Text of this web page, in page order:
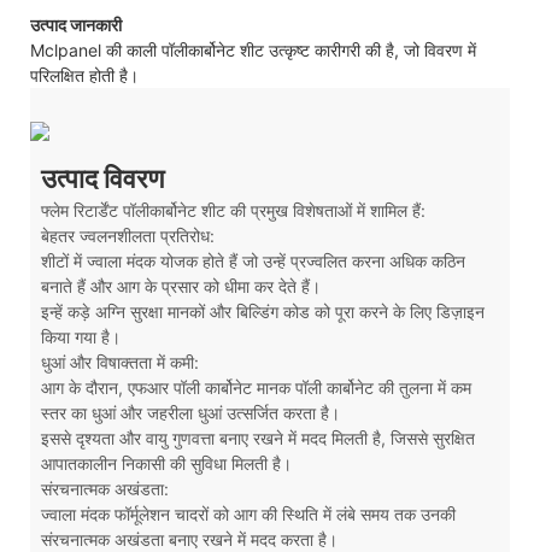
उत्पाद जानकारी
Mclpanel की काली पॉलीकार्बोनेट शीट उत्कृष्ट कारीगरी की है, जो विवरण में
परिलक्षित होती है।
उत्पाद विवरण
फ्लेम रिटार्डेंट पॉलीकार्बोनेट शीट की प्रमुख विशेषताओं में शामिल हैं:
बेहतर ज्वलनशीलता प्रतिरोध:
शीटों में ज्वाला मंदक योजक होते हैं जो उन्हें प्रज्वलित करना अधिक कठिन
बनाते हैं और आग के प्रसार को धीमा कर देते हैं।
इन्हें कड़े अग्नि सुरक्षा मानकों और बिल्डिंग कोड को पूरा करने के लिए डिज़ाइन
किया गया है।
धुआं और विषाक्तता में कमी:
आग के दौरान, एफआर पॉली कार्बोनेट मानक पॉली कार्बोनेट की तुलना में कम
स्तर का धुआं और जहरीला धुआं उत्सर्जित करता है।
इससे दृश्यता और वायु गुणवत्ता बनाए रखने में मदद मिलती है, जिससे सुरक्षित
आपातकालीन निकासी की सुविधा मिलती है।
संरचनात्मक अखंडता:
ज्वाला मंदक फॉर्मूलेशन चादरों को आग की स्थिति में लंबे समय तक उनकी
संरचनात्मक अखंडता बनाए रखने में मदद करता है।